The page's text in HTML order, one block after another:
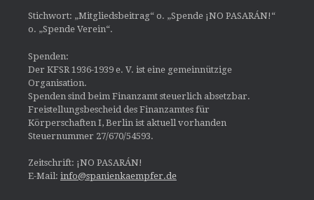
Stichwort: „Mitgliedsbeitrag“ o. „Spende ¡NO PASARÁN!“
o. „Spende Verein“.
Spenden:
Der KFSR 1936-1939 e. V. ist eine gemeinnützige
Organisation.
Spenden sind beim Finanzamt steuerlich absetzbar.
Freistellungsbescheid des Finanzamtes für
Körperschaften I, Berlin ist aktuell vorhanden
Steuernummer 27/670/54593.
Zeitschrift: ¡NO PASARÁN!
E-Mail: info@spanienkaempfer.de